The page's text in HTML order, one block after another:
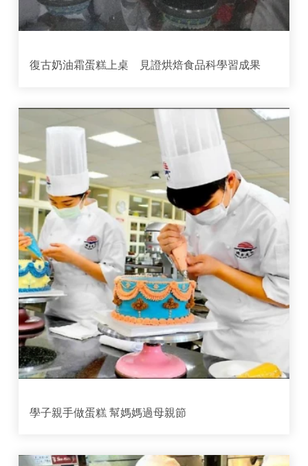
復古奶油霜蛋糕上桌 見證烘焙食品科學習成果
學子親手做蛋糕 幫媽媽過母親節